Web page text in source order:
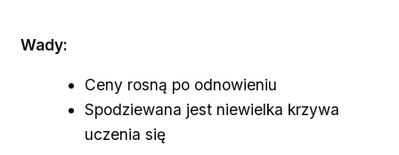
Wady:
Ceny rosną po odnowieniu
Spodziewana jest niewielka krzywa
uczenia się